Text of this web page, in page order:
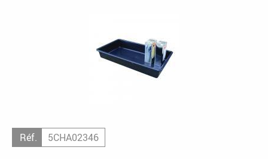
Réf. 5CHA02346